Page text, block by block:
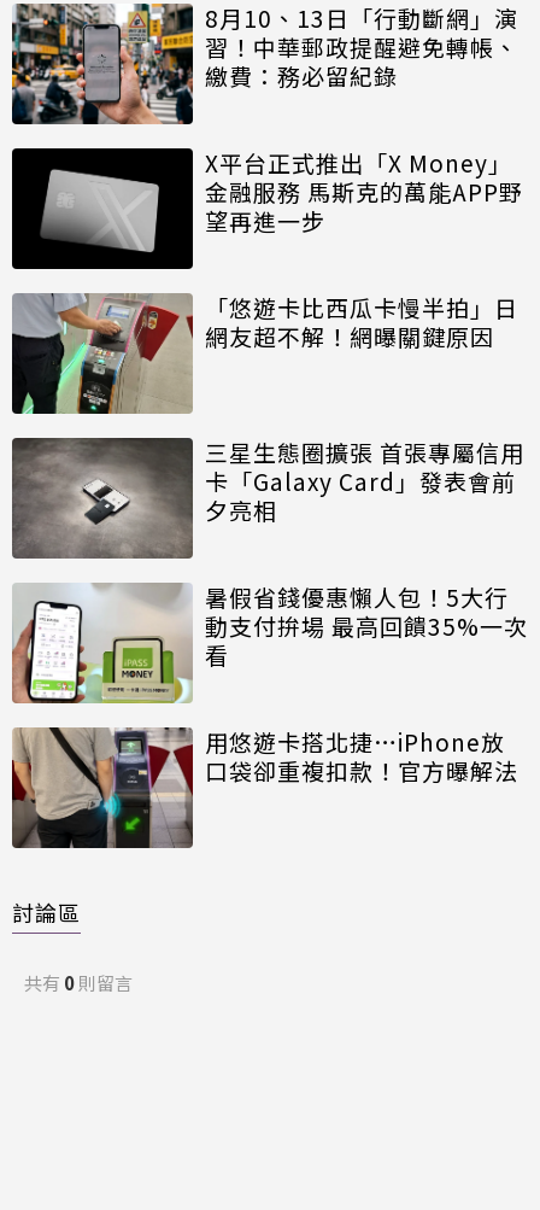
8月10、13日「行動斷網」演
習！中華郵政提醒避免轉帳、
繳費：務必留紀錄
X平台正式推出「X Money」
金融服務 馬斯克的萬能APP野
望再進一步
「悠遊卡比西瓜卡慢半拍」日
網友超不解！網曝關鍵原因
三星生態圈擴張 首張專屬信用
卡「Galaxy Card」發表會前
夕亮相
暑假省錢優惠懶人包！5大行
動支付拚場 最高回饋35%一次
看
用悠遊卡搭北捷…iPhone放
口袋卻重複扣款！官方曝解法
討論區
共有 0則留言